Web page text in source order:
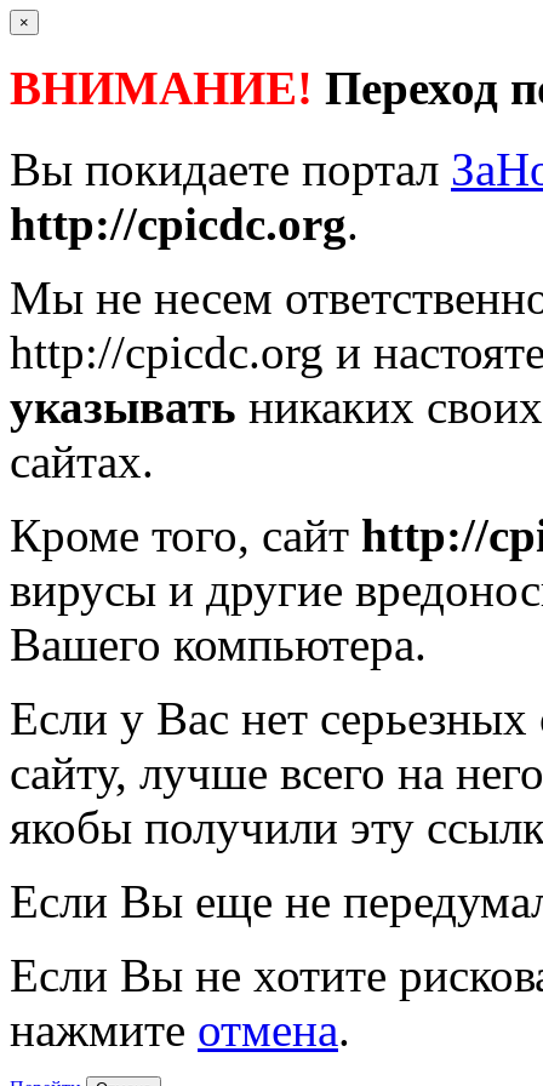
×
ВНИМАНИЕ! Переход
Вы покидаете портал
http://cpicdc.org.
Мы не несем
http://cpicdc.org и
указывать никаких
сайтах.
Кроме того, сайт http://
вирусы и другие
Вашего компьютера.
Если у Вас нет
сайту, лучше всего на
якобы получили эту
Если Вы еще не
Если Вы не хотите
нажмите отмена.